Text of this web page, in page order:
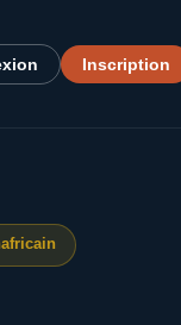
Inscription